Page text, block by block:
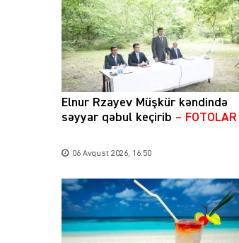
Elnur Rzayev Müşkür kəndində
səyyar qəbul keçirib – FOTOLAR
06 Avqust 2026, 16:50